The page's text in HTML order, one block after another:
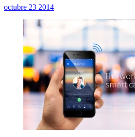
octubre 23 2014